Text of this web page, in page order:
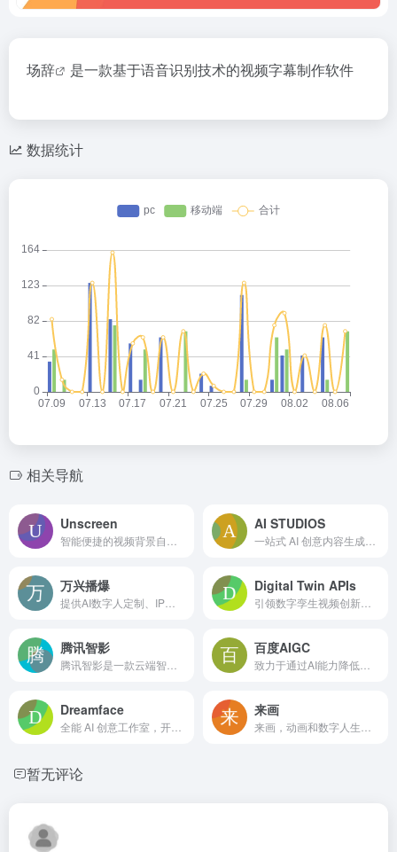
场辞 是一款基于语音识别技术的视频字幕制作软件
数据统计
相关导航
Unscreen AI STUDIOS
万兴播爆 Digital Twin APIs
腾讯智影 百度AIGC
Dreamface 来画
暂无评论